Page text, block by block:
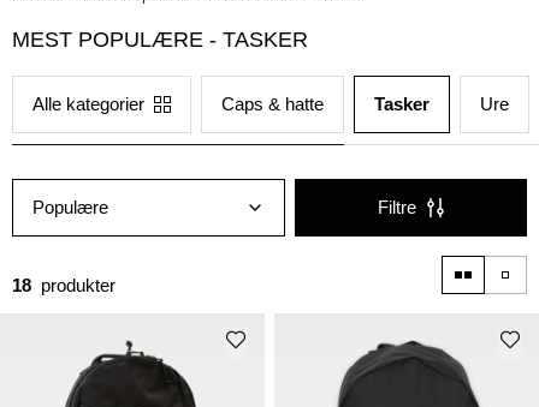
MEST POPULÆRE - TASKER
Alle kategorier Caps & hatte Tasker Ure
Populære Filtre
18 produkter